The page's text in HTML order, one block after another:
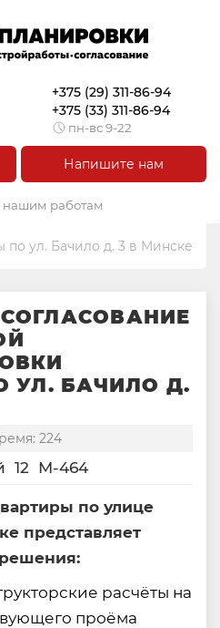
+375 (29) 311-86-94
+375 (33) 311-86-94
пн-вс 9-22
Напишите нам
по ул. Бачило д. 3 в Минске
УЛ. БАЧИЛО Д.
224
12 М-464
по улице
представляет
расчёты на
проёма